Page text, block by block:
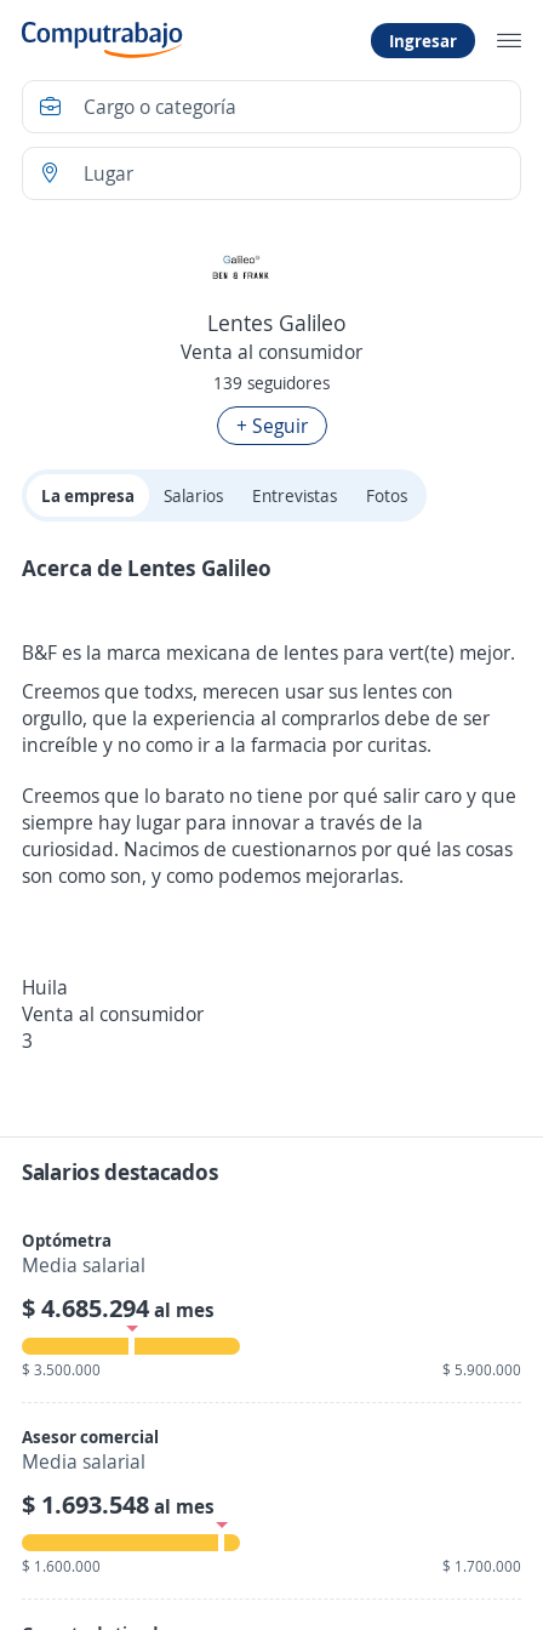
Ingresar
Lentes Galileo
Venta al consumidor
139 seguidores
+ Seguir
La empresa Salarios Entrevistas Fotos
Acerca de Lentes Galileo
B&F es la marca mexicana de lentes para vert(te) mejor.
Creemos que todxs, merecen usar sus lentes con
orgullo, que la experiencia al comprarlos debe de ser
increíble y no como ir a la farmacia por curitas.
Creemos que lo barato no tiene por qué salir caro y que
siempre hay lugar para innovar a través de la
curiosidad. Nacimos de cuestionarnos por qué las cosas
son como son, y como podemos mejorarlas.
Huila
Venta al consumidor
3
Salarios destacados
Optómetra
Media salarial
$ 4.685.294al mes
$ 3.500.000 $ 5.900.000
Asesor comercial
Media salarial
$ 1.693.548al mes
$ 1.600.000 $ 1.700.000